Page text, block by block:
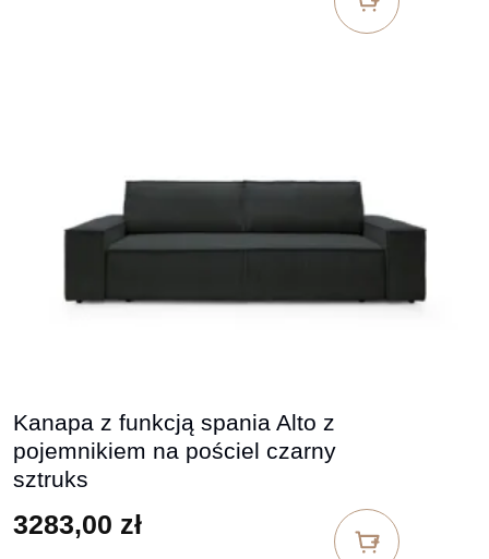
Kanapa z funkcją spania Alto z
pojemnikiem na pościel czarny
sztruks
3283,00 zł